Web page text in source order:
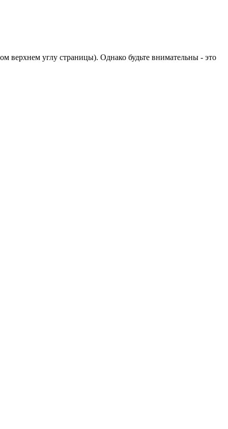
верхнем углу страницы). Однако будьте внимательны - это